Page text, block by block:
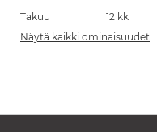
Takuu
12 kk
Näytä kaikki ominaisuudet